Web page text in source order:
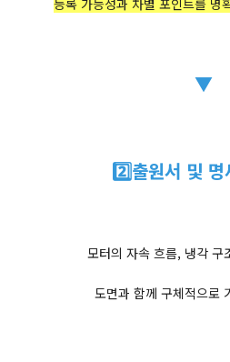
▼
2️⃣출원서 및 명
모터의 자속 흐름, 냉각 구
도면과 함께 구체적으로